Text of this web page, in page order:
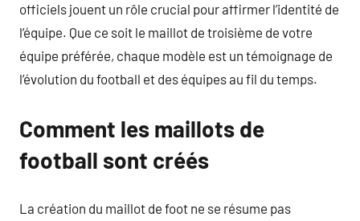
officiels jouent un rôle crucial pour affirmer l’identité de
l’équipe. Que ce soit le maillot de troisième de votre
équipe préférée, chaque modèle est un témoignage de
l’évolution du football et des équipes au fil du temps.
Comment les maillots de
football sont créés
La création du maillot de foot ne se résume pas